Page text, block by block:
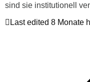
sind sie institutionell
Last edited 8 Monate